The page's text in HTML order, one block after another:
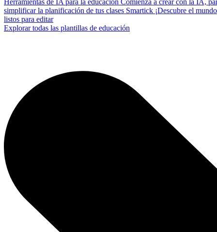
Herramientas de IA para la educación Comienza a crear con la IA,
simplificar la planificación de tus clases Smartick ¡Descubre el
listos para editar
Explorar todas las plantillas de educación